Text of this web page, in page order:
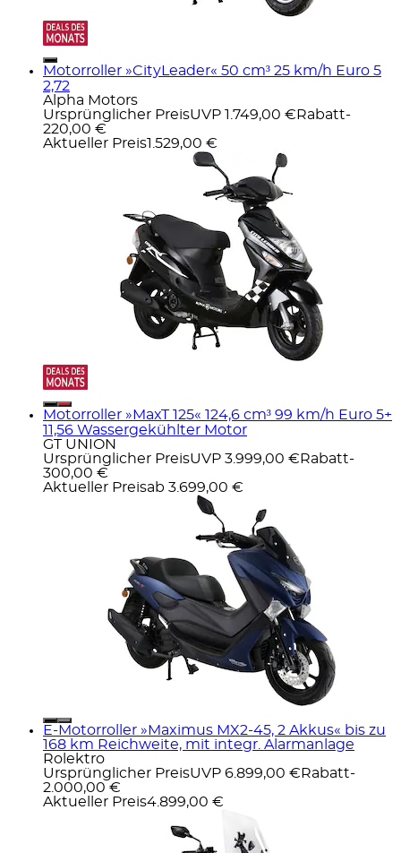
Motorroller »CityLeader« 50 cm³ 25 km/h Euro 5
2,72
Alpha Motors
Ursprünglicher PreisUVP 1.749,00 € Rabatt-
220,00 €
Aktueller Preis1.529,00 €
Motorroller »MaxT 125« 124,6 cm³ 99 km/h Euro 5+
11,56 Wassergekühlter Motor
GT UNION
Ursprünglicher PreisUVP 3.999,00 € Rabatt-
300,00 €
Aktueller Preisab 3.699,00 €
E-Motorroller »Maximus MX2-45, 2 Akkus« bis zu
168 km Reichweite, mit integr. Alarmanlage
Rolektro
Ursprünglicher PreisUVP 6.899,00 € Rabatt-
2.000,00 €
Aktueller Preis4.899,00 €